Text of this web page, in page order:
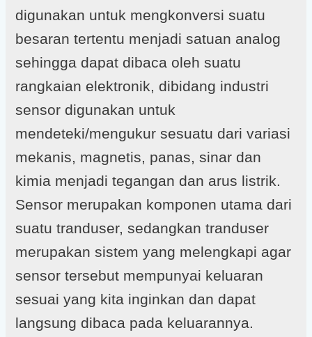
digunakan untuk mengkonversi suatu
besaran tertentu menjadi satuan analog
sehingga dapat dibaca oleh suatu
rangkaian elektronik, dibidang industri
sensor digunakan untuk
mendeteki/mengukur sesuatu dari variasi
mekanis, magnetis, panas, sinar dan
kimia menjadi tegangan dan arus listrik.
Sensor merupakan komponen utama dari
suatu tranduser, sedangkan tranduser
merupakan sistem yang melengkapi agar
sensor tersebut mempunyai keluaran
sesuai yang kita inginkan dan dapat
langsung dibaca pada keluarannya.